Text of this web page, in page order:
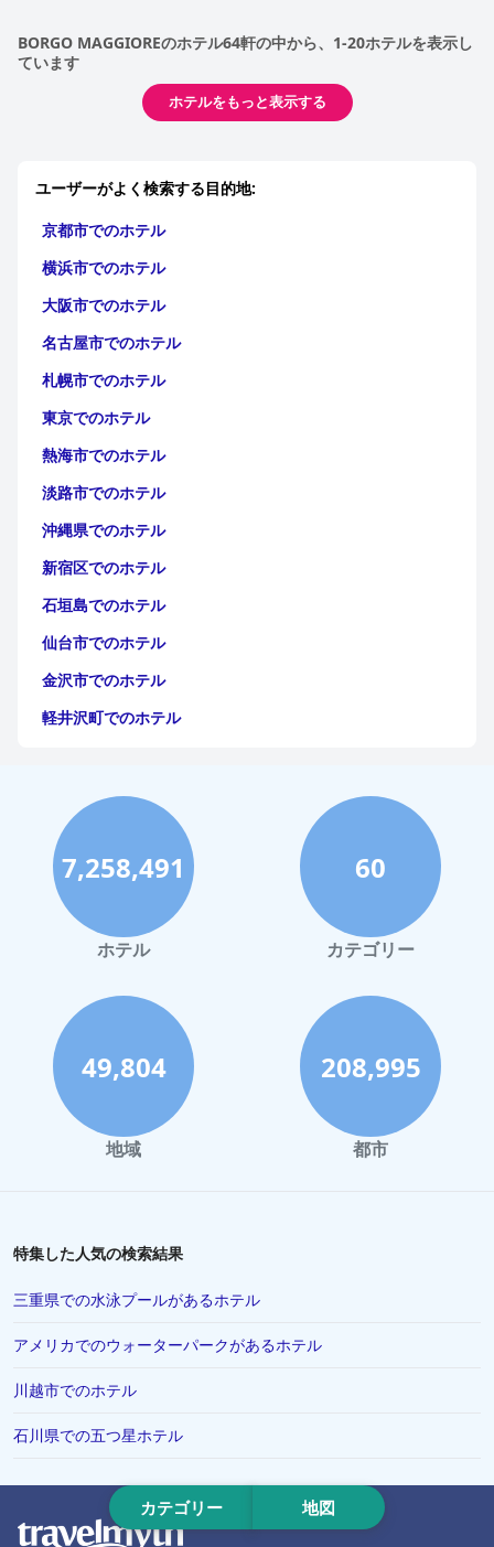
BORGO MAGGIOREのホテル64軒の中から、1-20ホテルを表示し
ています
ホテルをもっと表示する
ユーザーがよく検索する目的地:
京都市でのホテル
横浜市でのホテル
大阪市でのホテル
名古屋市でのホテル
札幌市でのホテル
東京でのホテル
熱海市でのホテル
淡路市でのホテル
沖縄県でのホテル
新宿区でのホテル
石垣島でのホテル
仙台市でのホテル
金沢市でのホテル
軽井沢町でのホテル
神戸市でのホテル
宮古島でのホテル
函館市でのホテル
ハワイイでのホテル
鎌倉市でのホテル
箱根町でのホテル
カリフォルニア州でのホテル
新潟市でのホテル
大宮市でのホテル
南あわじ市でのホテル
那須塩原市でのホテル
尼崎市でのホテル
阿蘇市でのホテル
出雲市でのホテル
松島町でのホテル
カテゴリー 地図
7,258,491
ホテル
60
カテゴリー
49,804
地域
208,995
都市
特集した人気の検索結果
三重県での水泳プールがあるホテル
アメリカでのウォーターパークがあるホテル
川越市でのホテル
石川県での五つ星ホテル